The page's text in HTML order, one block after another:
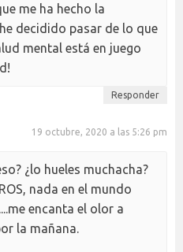
me ha hecho la
decidido pasar de lo que
mental está en juego
Responder
19 octubre, 2020 a las 5:26 pm
¿lo hueles muchacha?
nada en el mundo
encanta el olor a
la mañana.